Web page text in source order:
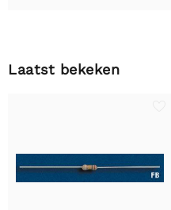
Laatst bekeken